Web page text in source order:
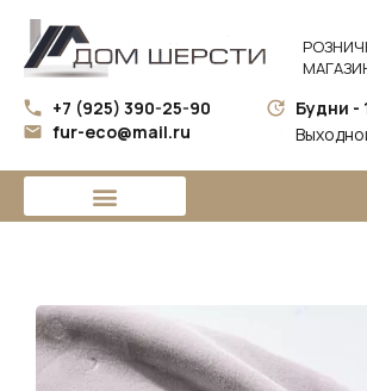
+7 (925) 390-25-90
fur-eco@mail.ru
Будни -